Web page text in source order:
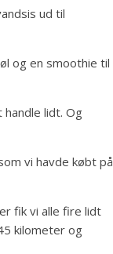
ud til
og en smoothie til
lidt. Og
vi havde købt på
fik vi alle fire lidt
kilometer og